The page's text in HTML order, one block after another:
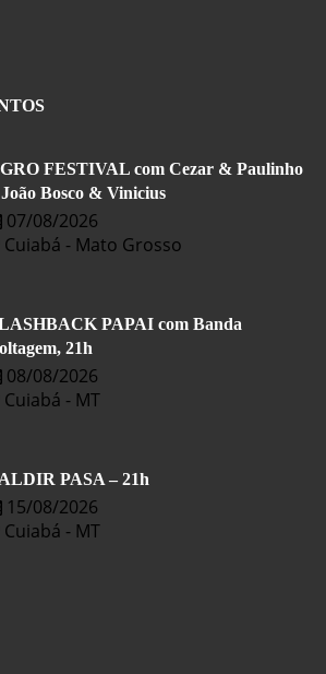
FESTIVAL com Cezar & Paulinho
Bosco & Vinicius
07/08/2026
Cuiabá - Mato Grosso
PAPAI com Banda
21h
08/08/2026
Cuiabá - MT
PASA – 21h
15/08/2026
Cuiabá - MT